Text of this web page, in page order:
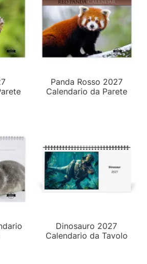
Panda Rosso 2027
Calendario da Parete
Dinosauro 2027
Calendario da Tavolo